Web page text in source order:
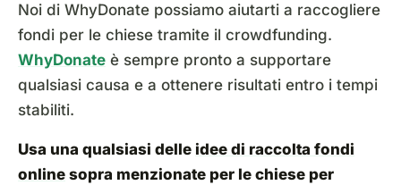
Noi di WhyDonate possiamo aiutarti a raccogliere
fondi per le chiese tramite il crowdfunding.
WhyDonate è sempre pronto a supportare
qualsiasi causa e a ottenere risultati entro i tempi
stabiliti.
Usa una qualsiasi delle idee di raccolta fondi
online sopra menzionate per le chiese per